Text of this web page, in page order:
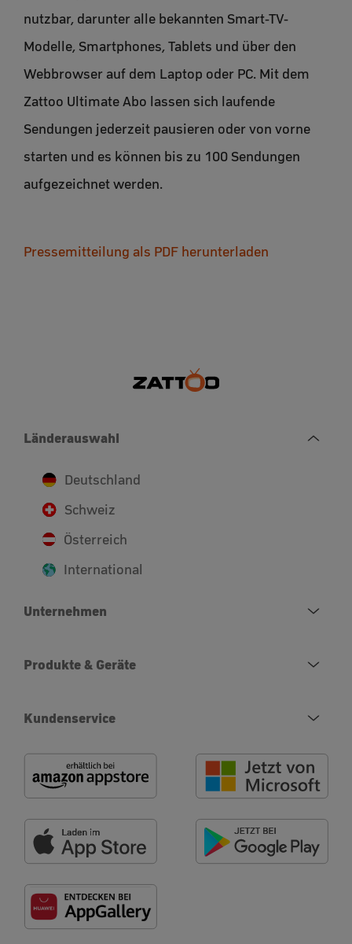
nutzbar, darunter alle bekannten Smart-TV-
Modelle, Smartphones, Tablets und über den
Webbrowser auf dem Laptop oder PC. Mit dem
Zattoo Ultimate Abo lassen sich laufende
Sendungen jederzeit pausieren oder von vorne
starten und es können bis zu 100 Sendungen
aufgezeichnet werden.
Pressemitteilung als PDF herunterladen
Länderauswahl
Deutschland
Schweiz
Österreich
International
Unternehmen
Produkte & Geräte
Kundenservice